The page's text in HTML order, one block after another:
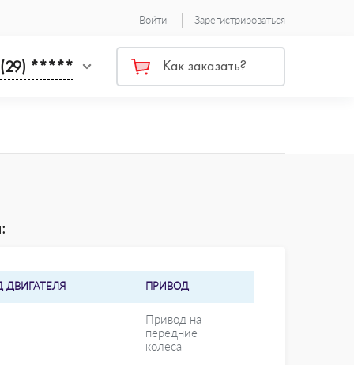
Войти Зарегистрироваться
(29) ***** Как заказать?
ДВИГАТЕЛЯ ПРИВОД
Привод на
передние
колеса